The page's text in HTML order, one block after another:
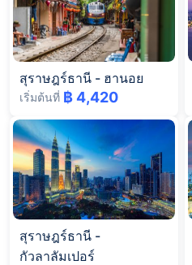
สุราษฎร์ธานี - ฮานอย
เริ่มต้นที่ ฿ 4,420
สุราษฎร์ธานี -
กัวลาลัมเปอร์